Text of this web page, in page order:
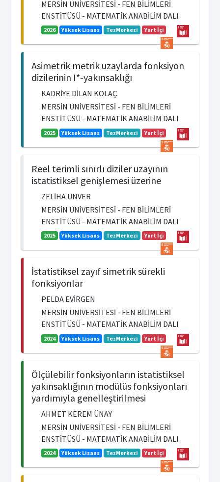
MERSİN ÜNİVERSİTESİ - FEN BİLİMLERİ
ENSTİTÜSÜ - MATEMATİK ANABİLİM DALI
2026 Yüksek Lisans TezMerkezi Yurt İçi
Asimetrik metrik uzaylarda fonksiyon
dizilerinin I*-yakınsaklığı
KADRİYE DİLAN KOLAÇ
MERSİN ÜNİVERSİTESİ - FEN BİLİMLERİ
ENSTİTÜSÜ - MATEMATİK ANABİLİM DALI
2025 Yüksek Lisans TezMerkezi Yurt İçi
Reel terimli sınırlı diziler uzayının
istatistiksel genişlemesi üzerine
ZELİHA ÜNVER
MERSİN ÜNİVERSİTESİ - FEN BİLİMLERİ
ENSTİTÜSÜ - MATEMATİK ANABİLİM DALI
2025 Yüksek Lisans TezMerkezi Yurt İçi
İstatistiksel zayıf simetrik sürekli
fonksiyonlar
PELDA EVİRGEN
MERSİN ÜNİVERSİTESİ - FEN BİLİMLERİ
ENSTİTÜSÜ - MATEMATİK ANABİLİM DALI
2024 Yüksek Lisans TezMerkezi Yurt İçi
Ölçülebilir fonksiyonların istatistiksel
yakınsaklığının modülüs fonksiyonları
yardımıyla genelleştirilmesi
AHMET KEREM ÜNAY
MERSİN ÜNİVERSİTESİ - FEN BİLİMLERİ
ENSTİTÜSÜ - MATEMATİK ANABİLİM DALI
2024 Yüksek Lisans TezMerkezi Yurt İçi